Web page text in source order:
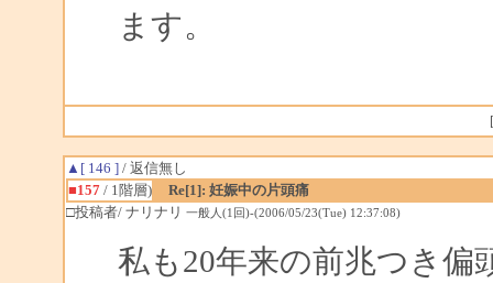
ます。
▲[ 146 ]/ 返信無し
■157/ 1階層)
Re[1]: 妊娠中の片頭痛
□投稿者/ ナリナリ 一般人(1回)-(2006/05/23(Tue) 12:37:08)
私も20年来の前兆つき偏